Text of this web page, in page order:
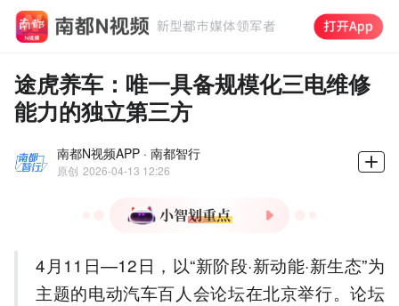
途虎养车：唯一具备规模化三电维修
能力的独立第三方
南都N视频APP · 南都智行
原创 2026-04-13 12:26
数达427万，同比增长
60%。
4月11日—12日，以“新阶段·新动能·新生态”为
主题的电动汽车百人会论坛在北京举行。论坛